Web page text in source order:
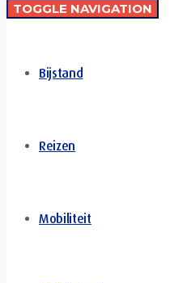
TOGGLE NAVIGATION
Bijstand
Reizen
Mobiliteit